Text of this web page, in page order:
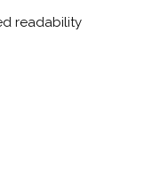
readability